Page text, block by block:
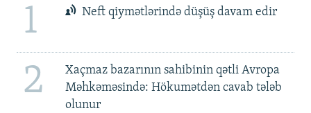
1 Neft qiymətlərində düşüş davam edir
2
Xaçmaz bazarının sahibinin qətli Avropa
Məhkəməsində: Hökumətdən cavab tələb
olunur